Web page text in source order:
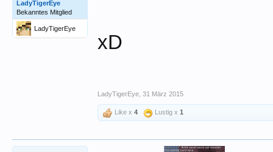
LadyTigerEye
Bekanntes Mitglied
LadyTigerEye
xD
LadyTigerEye 31 März 2015
Like x 4 Lustig x 1